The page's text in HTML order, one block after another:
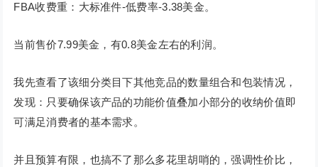
FBA收费重：大标准件-低费率-3.38美金。
当前售价7.99美金，有0.8美金左右的利润。
我先查看了该细分类目下其他竞品的数量组合和包装情况，
发现：只要确保该产品的功能价值叠加小部分的收纳价值即
可满足消费者的基本需求。
并且预算有限，也搞不了那么多花里胡哨的，强调性价比，